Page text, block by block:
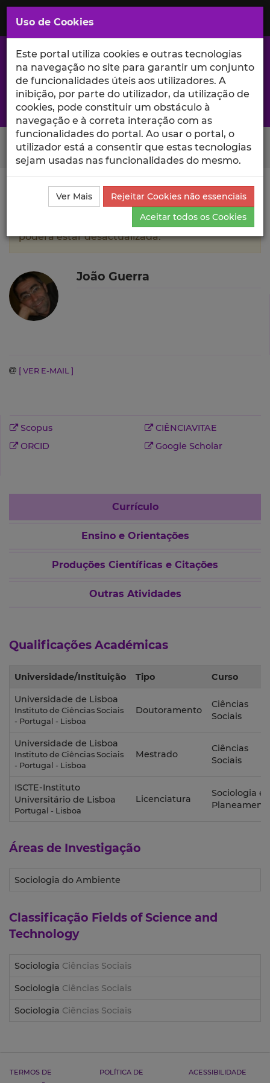
Saltar
para
Conteúdo
Principal
A excelência da investigação e ciência no Iscte
Search Button
Ciência_Iscte Autores João Guerra Currículo
A informação contida neste perfil público
poderá estar desactualizada.
João Guerra
[ VER E-MAIL ]
Scopus
CIÊNCIAVITAE
ORCID
Google Scholar
Currículo
Ensino e Orientações
Produções Científicas e Citações
Outras Atividades
Qualificações Académicas
Universidade/Instituição Tipo Curso
Universidade de Lisboa
Instituto de Ciências Sociais
- Portugal - Lisboa
Doutoramento
Ciências
Sociais
Universidade de Lisboa
Instituto de Ciências Sociais
- Portugal - Lisboa
Mestrado
Ciências
Sociais
ISCTE-Instituto
Universitário de Lisboa
Portugal - Lisboa
Licenciatura
Sociologia e
Áreas de Investigação
Sociologia do Ambiente
Classificação Fields of Science and
Technology
Sociologia Ciências Sociais
Sociologia Ciências Sociais
Sociologia Ciências Sociais
TERMOS DE
POLÍTICA DE
ACESSIBILIDADE
Uso de Cookies
Este portal utiliza cookies e outras tecnologias
na navegação no site para garantir um conjunto
de funcionalidades úteis aos utilizadores. A
inibição, por parte do utilizador, da utilização de
cookies, pode constituir um obstáculo à
navegação e à correta interação com as
funcionalidades do portal. Ao usar o portal, o
utilizador está a consentir que estas tecnologias
sejam usadas nas funcionalidades do mesmo.
Ver Mais
Rejeitar Cookies não essenciais
Aceitar todos os Cookies